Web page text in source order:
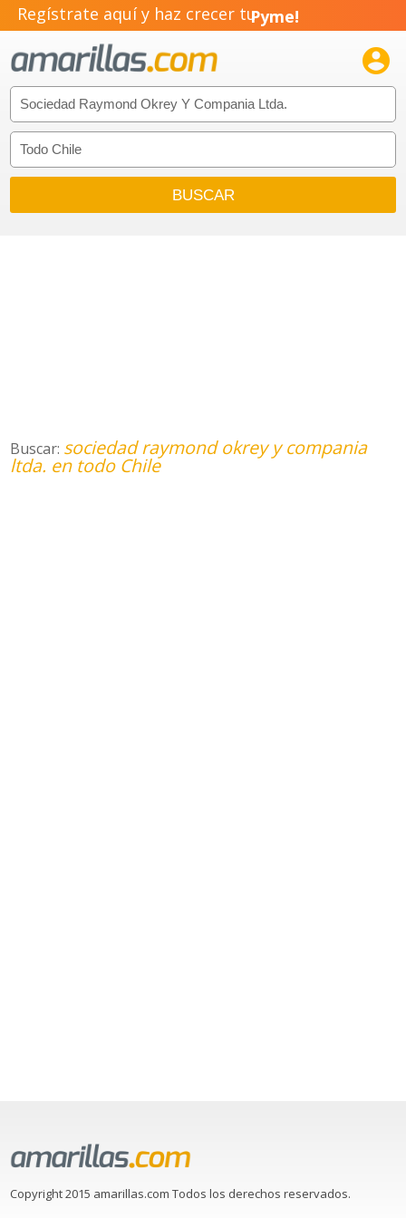
Regístrate aquí y haz crecer tuPyme!
Emprendimiento!

Buscar: sociedad raymond okrey y compania
ltda. en todo Chile
Copyright 2015 amarillas.com Todos los derechos reservados.